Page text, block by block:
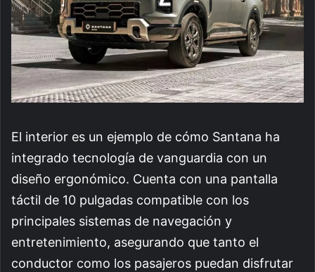
El interior es un ejemplo de cómo Santana ha
integrado tecnología de vanguardia con un
diseño ergonómico. Cuenta con una pantalla
táctil de 10 pulgadas compatible con los
principales sistemas de navegación y
entretenimiento, asegurando que tanto el
conductor como los pasajeros puedan disfrutar